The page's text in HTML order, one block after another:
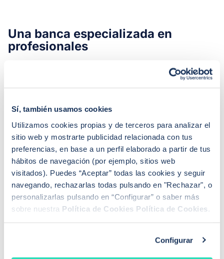
Sí, también usamos cookies
Utilizamos cookies propias y de terceros para analizar el
sitio web y mostrarte publicidad relacionada con tus
preferencias, en base a un perfil elaborado a partir de tus
hábitos de navegación (por ejemplo, sitios web
visitados). Puedes “Aceptar” todas las cookies y seguir
navegando, rechazarlas todas pulsando en "Rechazar", o
personalizarlas pulsando en “Configurar” o saber más
sobre nuestra Política de Cookies Política de Cookies
Configurar
Una banca especializada en
profesionales
que ha hecho
que se sitúe entre las entidades mejor valoradas por
cercano. Una banca especializada en s
orientados inicialmente a arquitectos que se ha ido
ampliando con los años a otros colectivos
profesionales, directivos, autónomos y empresas.
Los profesionales y directivos son uno de los
principales pilares de Arquia Banca. Se trata de
colectivos con unas necesidades específicas de
financiación para los que Arquia Banca cuenta con un
elevado grado de especialización. Simone Colombelli
ha afirmado que “en el caso de Arquia Banca nos